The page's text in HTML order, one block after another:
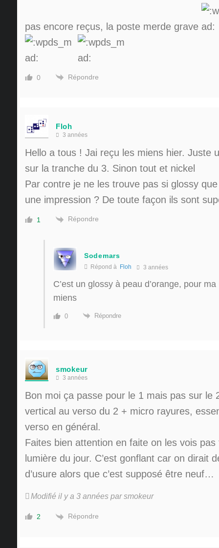
pas encore reçus, la poste merde grave
0 Répondre
Floh
3 années
Hello a tous ! Jai reçu les miens hier. Juste
sur la tranche du 3. Sinon tout et nickel
Par contre je ne les trouve pas si glossy
une impression ? De toute façon ils sont
1 Répondre
Sodemars
Répond à Floh 3 années
C’est un glossy à peau d’orange, pour
miens
0 Répondre
smokeur
3 années
Bon moi ça passe pour le 1 mais pas sur le
vertical au verso du 2 + micro rayures,
verso en général.
Faites bien attention en faite on les vois
lumière du jour. C’est gonflant car on dirait
d’usure alors que c’est supposé être neuf…
Modifié il y a 3 années par smokeur
2 Répondre